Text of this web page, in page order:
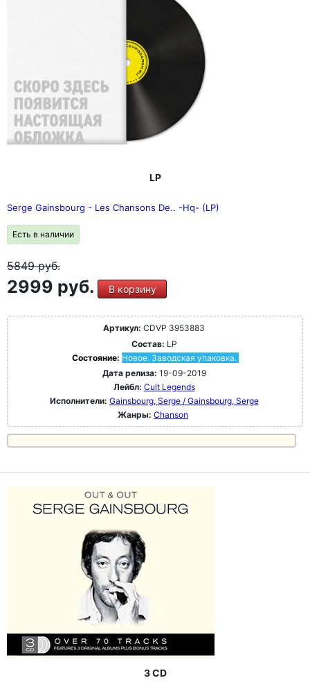
LP
Serge Gainsbourg - Les Chansons De.. -Hq- (LP)
Есть в наличии
5849руб.
2999 руб. В корзину
Артикул: CDVP 3953883
Состав: LP
Состояние: Новое. Заводская упаковка.
Дата релиза: 19-09-2019
Лейбл: Cult Legends
Исполнители: Gainsbourg, Serge / Gainsbourg, Serge
Жанры: Chanson
3 CD